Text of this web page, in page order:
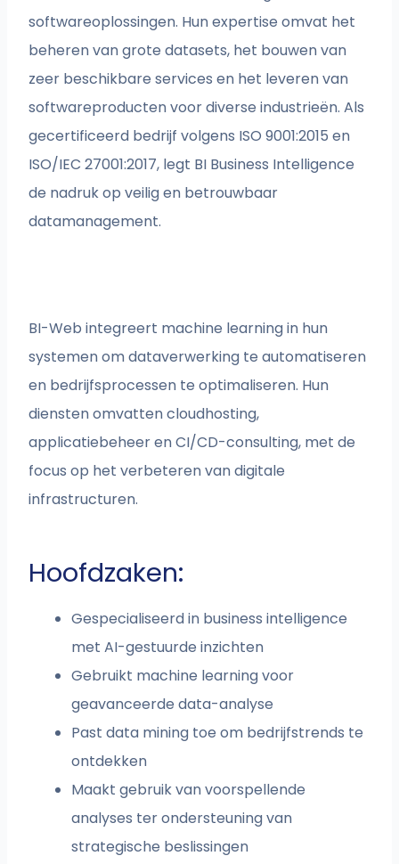
softwareoplossingen. Hun expertise omvat het
beheren van grote datasets, het bouwen van
zeer beschikbare services en het leveren van
softwareproducten voor diverse industrieën. Als
gecertificeerd bedrijf volgens ISO 9001:2015 en
ISO/IEC 27001:2017, legt BI Business Intelligence
de nadruk op veilig en betrouwbaar
datamanagement.
BI-Web integreert machine learning in hun
systemen om dataverwerking te automatiseren
en bedrijfsprocessen te optimaliseren. Hun
diensten omvatten cloudhosting,
applicatiebeheer en CI/CD-consulting, met de
focus op het verbeteren van digitale
infrastructuren.
Hoofdzaken:
Gespecialiseerd in business intelligence
met AI-gestuurde inzichten
Gebruikt machine learning voor
geavanceerde data-analyse
Past data mining toe om bedrijfstrends te
ontdekken
Maakt gebruik van voorspellende
analyses ter ondersteuning van
strategische beslissingen